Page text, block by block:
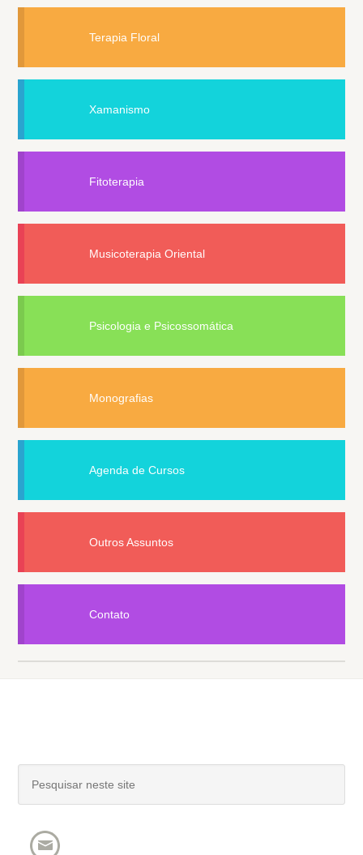
Terapia Floral
Xamanismo
Fitoterapia
Musicoterapia Oriental
Psicologia e Psicossomática
Monografias
Agenda de Cursos
Outros Assuntos
Contato